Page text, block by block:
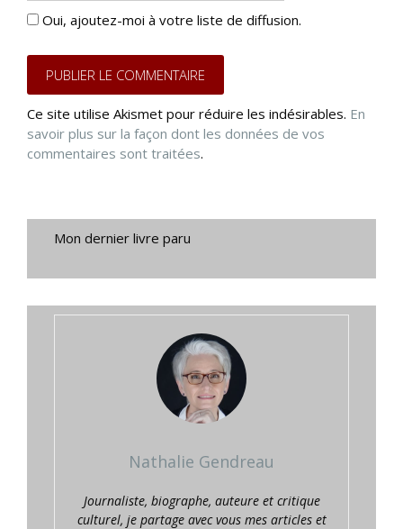
Oui, ajoutez-moi à votre liste de diffusion.
Ce site utilise Akismet pour réduire les indésirables. En
savoir plus sur la façon dont les données de vos
commentaires sont traitées.
Mon dernier livre paru
Nathalie Gendreau
Journaliste, biographe, auteure et critique
culturel, je partage avec vous mes articles et